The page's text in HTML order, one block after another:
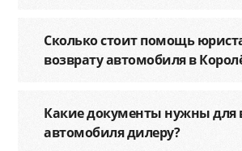
Сколько стоит помощь
возврату автомобиля в
Какие документы нужны для
автомобиля дилеру?